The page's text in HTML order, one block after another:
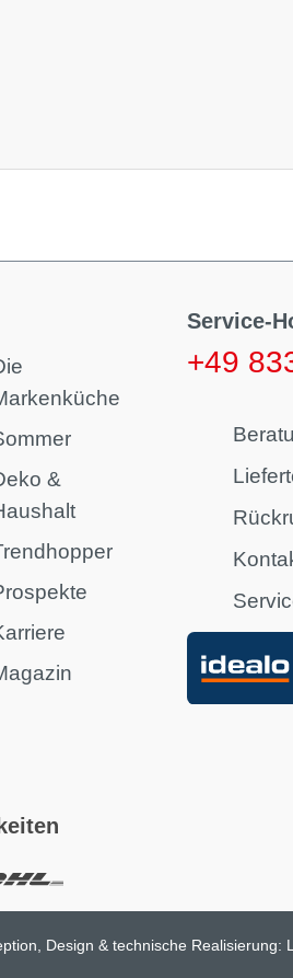
&
Service-
+49
Design & technische Realisierung: